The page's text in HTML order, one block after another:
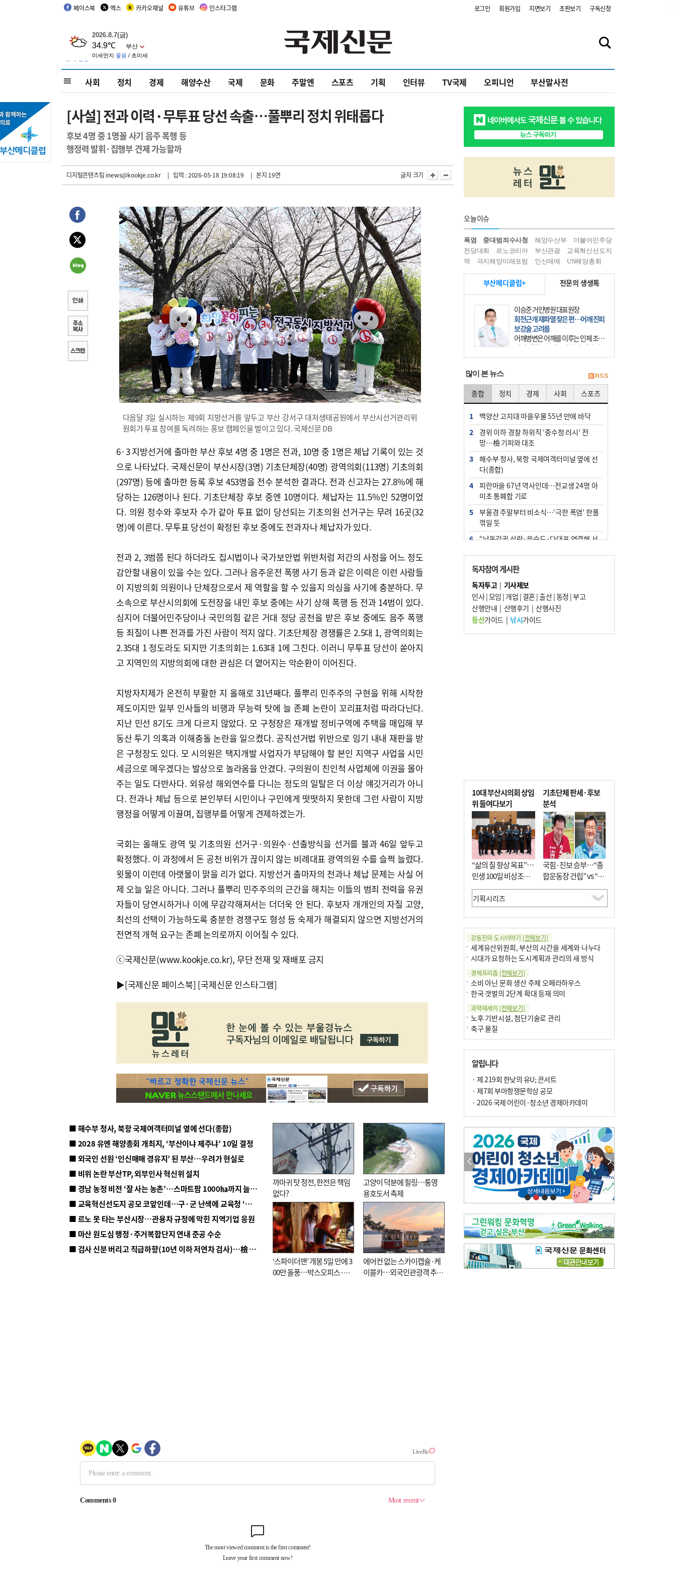
페이스북 엑스 카카오채널 유튜브 인스타그램 로그인 회원가입 지면보기 초판보기 구독신청
사회 정치 경제 해양수산 국제 문화 주말엔 스포츠 기획 인터뷰 TV국제 오피니언 부산말사전
[사설] 전과 이력·무투표 당선 속출…풀뿌리 정치 위태롭다
후보 4명 중 1명꼴 사기 음주 폭행 등
행정력 발휘·집행부 견제 가능할까
디지털콘텐츠팀 inews@kookje.co.kr | 입력 : 2026-05-18 19:08:19 | 본지 19면 글자 크기
다음달 3일 실시하는 제9회 지방선거를 앞두고 부산 강서구 대저생태공원에서 부산시선거관리위
원회가 투표 참여를 독려하는 홍보 캠페인을 벌이고 있다. 국제신문 DB
6·3 지방선거에 출마한 부산 후보 4명 중 1명은 전과, 10명 중 1명은 체납 기록이 있는 것
으로 나타났다. 국제신문이 부산시장(3명) 기초단체장(40명) 광역의회(113명) 기초의회
(297명) 등에 출마한 등록 후보 453명을 전수 분석한 결과다. 전과 신고자는 27.8%에 해
당하는 126명이나 된다. 기초단체장 후보 중엔 10명이다. 체납자는 11.5%인 52명이었
다. 의원 정수와 후보자 수가 같아 투표 없이 당선되는 기초의원 선거구는 무려 16곳(32
명)에 이른다. 무투표 당선이 확정된 후보 중에도 전과자나 체납자가 있다.
전과 2, 3범쯤 된다 하더라도 집시법이나 국가보안법 위반처럼 저간의 사정을 어느 정도
감안할 내용이 있을 수는 있다. 그러나 음주운전 폭행 사기 등과 같은 이력은 이런 사람들
이 지방의회 의원이나 단체장으로서 제 역할을 할 수 있을지 의심을 사기에 충분하다. 무
소속으로 부산시의회에 도전장을 내민 후보 중에는 사기 상해 폭행 등 전과 14범이 있다.
심지어 더불어민주당이나 국민의힘 같은 거대 정당 공천을 받은 후보 중에도 음주 폭행
등 죄질이 나쁜 전과를 가진 사람이 적지 않다. 기초단체장 경쟁률은 2.5대 1, 광역의회는
2.35대 1 정도라도 되지만 기초의회는 1.63대 1에 그친다. 이러니 무투표 당선이 쏟아지
고 지역민의 지방의회에 대한 관심은 더 옅어지는 악순환이 이어진다.
지방자치제가 온전히 부활한 지 올해로 31년째다. 풀뿌리 민주주의 구현을 위해 시작한
제도이지만 일부 인사들의 비행과 무능력 탓에 늘 존폐 논란이 꼬리표처럼 따라다닌다.
지난 민선 8기도 크게 다르지 않았다. 모 구청장은 재개발 정비구역에 주택을 매입해 부
동산 투기 의혹과 이해충돌 논란을 일으켰다. 공직선거법 위반으로 임기 내내 재판을 받
은 구청장도 있다. 모 시의원은 택지개발 사업자가 부담해야 할 본인 지역구 사업을 시민
세금으로 메우겠다는 발상으로 놀라움을 안겼다. 구의원이 친인척 사업체에 이권을 몰아
주는 일도 다반사다. 외유성 해외연수를 다니는 정도의 일탈은 더 이상 얘깃거리가 아니
다. 전과나 체납 등으로 본인부터 시민이나 구민에게 떳떳하지 못한데 그런 사람이 지방
행정을 어떻게 이끌며, 집행부를 어떻게 견제하겠는가.
국회는 올해도 광역 및 기초의원 선거구·의원수·선출방식을 선거를 불과 46일 앞두고
확정했다. 이 과정에서 돈 공천 비위가 끊이지 않는 비례대표 광역의원 수를 슬쩍 늘렸다.
윗물이 이런데 아랫물이 맑을 리가 없다. 지방선거 출마자의 전과나 체납 문제는 사실 어
제 오늘 일은 아니다. 그러나 풀뿌리 민주주의의 근간을 해치는 이들의 범죄 전력을 유권
자들이 당연시하거나 이에 무감각해져서는 더더욱 안 된다. 후보자 개개인의 자질 고양,
최선의 선택이 가능하도록 충분한 경쟁구도 형성 등 숙제가 해결되지 않으면 지방선거의
전면적 개혁 요구는 존폐 논의로까지 이어질 수 있다.
ⓒ국제신문(www.kookje.co.kr), 무단 전재 및 재배포 금지
▶[국제신문 페이스북] [국제신문 인스타그램]
■ 해수부 청사, 북항 국제여객터미널 옆에 선다(종합)
■ 2028 유엔 해양총회 개최지, ‘부산이냐 제주냐’ 10일 결정
■ 외국인 선원 ‘인신매매 경유지’ 된 부산…우려가 현실로
■ 비위 논란 부산TP, 외부인사 혁신위 설치
■ 경남 농정 비전 ‘잘 사는 농촌’…스마트팜 1000㏊까지 늘린다
■ 교육혁신선도지 공모 코앞인데…구·군 난색에 교육청 ‘쩔쩔’
■ 르노 못 타는 부산시장…관용차 규정에 막힌 지역기업 응원
■ 마산 원도심 행정·주거복합단지 연내 준공 수순
■ 검사 신분 버리고 직급하향(10년 이하 저연차 검사)…檢 중수청행 기피
까마귀 탓 정전, 한전은 책임
없다?
고양이 덕분에 힐링…통영
용호도서 축제
‘스파이더맨’ 개봉 5일 만에 3
00만 돌풍…박스오피스·예
에어컨 없는 스카이캡슐·케
이블카…외국인관광객 추억
오늘이슈
폭염 중대범죄수사청 해양수산부
더불어민주당
전당대회
르노코리아 부산관광
교육혁신선도지
역
극지해양미래포럼 인신매매 UN해양총회
부산메디클럽+ 전문의 생생톡
이승준 거인병원 대표원장
회전근개 재파열 잦은 편…어깨 진피
보강술 고려를
어깨병변은 어깨를 이루는 인체 조직
에 발생하는 손상을 말한다. 여기에
는 오십견과 회전근개 증후군, 어깨
많이 본 뉴스
종합 정치 경제 사회 스포츠
1
백양산 고지대 마을우물 55년 만에 바닥
2
경위 이하 경찰 하위직 ‘중수청 러시’ 전
망…檢 기피와 대조
3
해수부 청사, 북항 국제여객터미널 옆에 선
다(종합)
4
피란마을 67년 역사인데…전교생 24명 아
미초 통폐합 기로
5
부울경 주말부터 비소식…‘극한 폭염’ 한풀
꺾일 듯
6
“낙동강권 삼락·을숙도·다대포 연결해 서
7
오늘의 날씨- 2026년 8월 7일
8
[사설] 해수부 신청사 북항으로 확정, 해양
수도 도약의 전환점
9
외국인 선원 ‘인신매매 경유지’ 된 부산…
우려가 현실로
10 르노 못 타는 부산시장…관용차 규정에 막
독자참여 게시판
독자투고| 기사제보
인사|모임 | 개업 | 결혼|출산|동정 |부고
산행안내 | 산행후기 | 산행사진
등산가이드| 낚시가이드
10대 부산시의회 상임
위 들여다보기
“삶의 질 향상 목표”…
민생 100일 비상조치
면밀 심사
기초단체 판세·후보
분석
국힘·진보 승부…“종
합운동장 건립” vs “출
근 공공버스 도입”
강동진의 도시이야기 [전체보기]
세계유산위원회, 부산의 시간을 세계와 나누다
시대가 요청하는 도시계획과 관리의 새 방식
경제프리즘 [전체보기]
소비 아닌 문화 생산 주체 오페라하우스
한국 갯벌의 2단계 확대 등재 의미
과학에세이 [전체보기]
노후 기반시설, 첨단기술로 관리
축구 물질
부정선거
선관위와 尹의 ‘0점 답안’
기고[전체보기]
환자의 희망, 헌혈의 힘
대학과 지역 ‘연결’이 지역혁신이다
엘리트 자평해온 市 공무원…생중계 회의서 능력 입증을
김준희의 클래식 인사이트[전체보기]
여름날의 애상, 왈츠
빛나는 꿈의 계절, 4월의 노래
김지윤의 우리음악 이야기[전체보기]
세종시대 음악이 전해진 이유
영산회상, 불교음악에서 풍류음악으로
뉴스와 현장[전체보기]
‘800조 투자’ 희비 가른 재생에너지
뜨거워지는 바다, 북쪽으로 열리는 항로
데스크시각[전체보기]
물은 행정구역 경계를 따라 흐르지 않는다
알립니다
· 제 219회 한낮의 유U; 콘서트
· 제7회 부마항쟁문학상 공모
· 2026 국제 어린이·청소년 경제아카데미